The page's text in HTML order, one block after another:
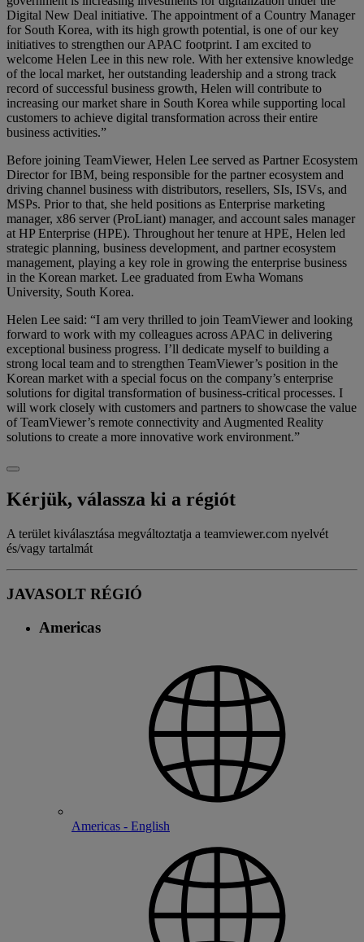
Digital New Deal initiative. The appointment of a Country Manager
for South Korea, with its high growth potential, is one of our key
initiatives to strengthen our APAC footprint. I am excited to
welcome Helen Lee in this new role. With her extensive knowledge
of the local market, her outstanding leadership and a strong track
record of successful business growth, Helen will contribute to
increasing our market share in South Korea while supporting local
customers to achieve digital transformation across their entire
business activities.”
Before joining TeamViewer, Helen Lee served as Partner Ecosystem
Director for IBM, being responsible for the partner ecosystem and
driving channel business with distributors, resellers, SIs, ISVs, and
MSPs. Prior to that, she held positions as Enterprise marketing
manager, x86 server (ProLiant) manager, and account sales manager
at HP Enterprise (HPE). Throughout her tenure at HPE, Helen led
strategic planning, business development, and partner ecosystem
management, playing a key role in growing the enterprise business
in the Korean market. Lee graduated from Ewha Womans
University, South Korea.
Helen Lee said: “I am very thrilled to join TeamViewer and looking
forward to work with my colleagues across APAC in delivering
exceptional business progress. I’ll dedicate myself to building a
strong local team and to strengthen TeamViewer’s position in the
Korean market with a special focus on the company’s enterprise
solutions for digital transformation of business-critical processes. I
will work closely with customers and partners to showcase the value
of TeamViewer’s remote connectivity and Augmented Reality
solutions to create a more innovative work environment.”
Kérjük, válassza ki a régiót
A terület kiválasztása megváltoztatja a teamviewer.com nyelvét
és/vagy tartalmát
JAVASOLT RÉGIÓ
Americas
Americas - English